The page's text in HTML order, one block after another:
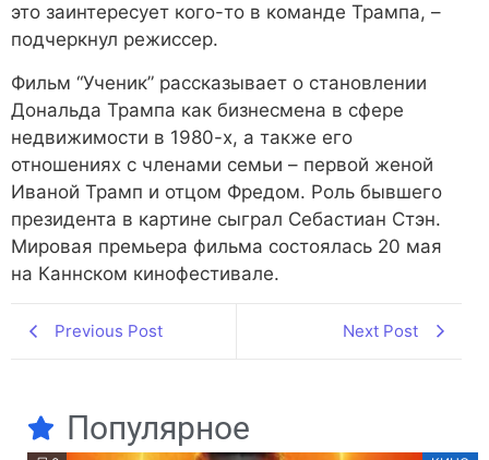
это заинтересует кого-то в команде Трампа, –
подчеркнул режиссер.
Фильм “Ученик” рассказывает о становлении
Дональда Трампа как бизнесмена в сфере
недвижимости в 1980-х, а также его
отношениях с членами семьи – первой женой
Иваной Трамп и отцом Фредом. Роль бывшего
президента в картине сыграл Себастиан Стэн.
Мировая премьера фильма состоялась 20 мая
на Каннском кинофестивале.
Previous Post Next Post
Популярное